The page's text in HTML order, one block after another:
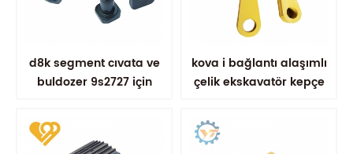
d8k segment cıvata ve
buldozer 9s2727 için
kova i bağlantı alaşımlı
çelik ekskavatör kepçe